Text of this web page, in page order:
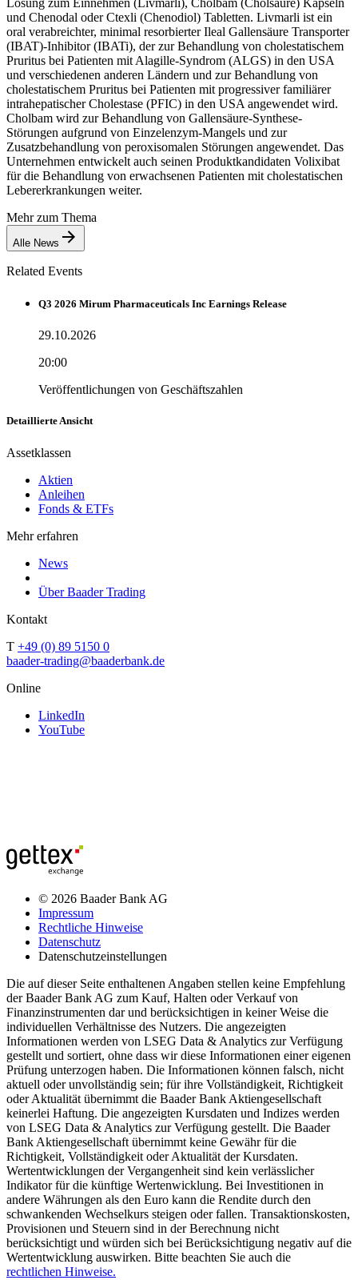
und Chenodal oder Ctexli (Chenodiol) Tabletten. Livmarli ist ein
oral verabreichter, minimal resorbierter Ileal Gallensäure Transporter
(IBAT)-Inhibitor (IBATi), der zur Behandlung von cholestatischem
Pruritus bei Patienten mit Alagille-Syndrom (ALGS) in den USA
und verschiedenen anderen Ländern und zur Behandlung von
cholestatischem Pruritus bei Patienten mit progressiver familiärer
intrahepatischer Cholestase (PFIC) in den USA angewendet wird.
Cholbam wird zur Behandlung von Gallensäure-Synthese-
Störungen aufgrund von Einzelenzym-Mangels und zur
Zusatzbehandlung von peroxisomalen Störungen angewendet. Das
Unternehmen entwickelt auch seinen Produktkandidaten Volixibat
für die Behandlung von erwachsenen Patienten mit cholestatischen
Lebererkrankungen weiter.
Mehr zum Thema
Alle News
Related Events
Q3 2026 Mirum Pharmaceuticals Inc Earnings Release
29.10.2026
20:00
Veröffentlichungen von Geschäftszahlen
Detaillierte Ansicht
Assetklassen
Aktien
Anleihen
Fonds & ETFs
Mehr erfahren
News
Über Baader Trading
Kontakt
T +49 (0) 89 5150 0
baader-trading@baaderbank.de
Online
LinkedIn
YouTube
© 2026 Baader Bank AG
Impressum
Rechtliche Hinweise
Datenschutz
Datenschutzeinstellungen
Die auf dieser Seite enthaltenen Angaben stellen keine Empfehlung
der Baader Bank AG zum Kauf, Halten oder Verkauf von
Finanzinstrumenten dar und berücksichtigen in keiner Weise die
individuellen Verhältnisse des Nutzers. Die angezeigten
Informationen werden von LSEG Data & Analytics zur Verfügung
gestellt und sortiert, ohne dass wir diese Informationen einer eigenen
Prüfung unterzogen haben. Die Informationen können falsch, nicht
aktuell oder unvollständig sein; für ihre Vollständigkeit, Richtigkeit
oder Aktualität übernimmt die Baader Bank Aktiengesellschaft
keinerlei Haftung. Die angezeigten Kursdaten und Indizes werden
von LSEG Data & Analytics zur Verfügung gestellt. Die Baader
Bank Aktiengesellschaft übernimmt keine Gewähr für die
Richtigkeit, Vollständigkeit oder Aktualität der Kursdaten.
Wertentwicklungen der Vergangenheit sind kein verlässlicher
Indikator für die künftige Wertenwicklung. Bei Investitionen in
andere Währungen als den Euro kann die Rendite durch den
schwankenden Wechselkurs steigen oder fallen. Transaktionskosten,
Provisionen und Steuern sind in der Berechnung nicht
berücksichtigt und würden sich bei Berücksichtigung negativ auf die
Wertentwicklung auswirken. Bitte beachten Sie auch die
rechtlichen Hinweise.